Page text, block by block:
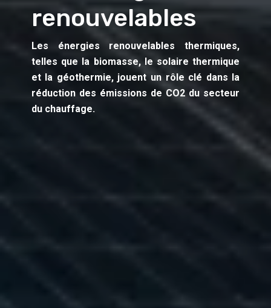
renouvelables
Les énergies renouvelables thermiques,
telles que la biomasse, le solaire thermique
et la géothermie, jouent un rôle clé dans la
réduction des émissions de CO2 du secteur
du chauffage.